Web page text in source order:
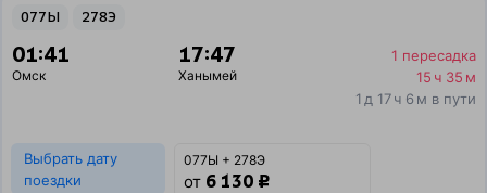
077Ы 278Э
01:41
Омск
17:47
Ханымей
1 пересадка
15 ч 35 м
1 д 17 ч 6 м в пути
Выбрать дату
поездки
077Ы + 278Э
от 6 130 ₽